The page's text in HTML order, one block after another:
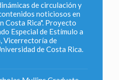
de circulación y
noticiosos en
Costa Rica". Proyecto
Especial de Estímulo a
Vicerrectoría de
de Costa Rica.